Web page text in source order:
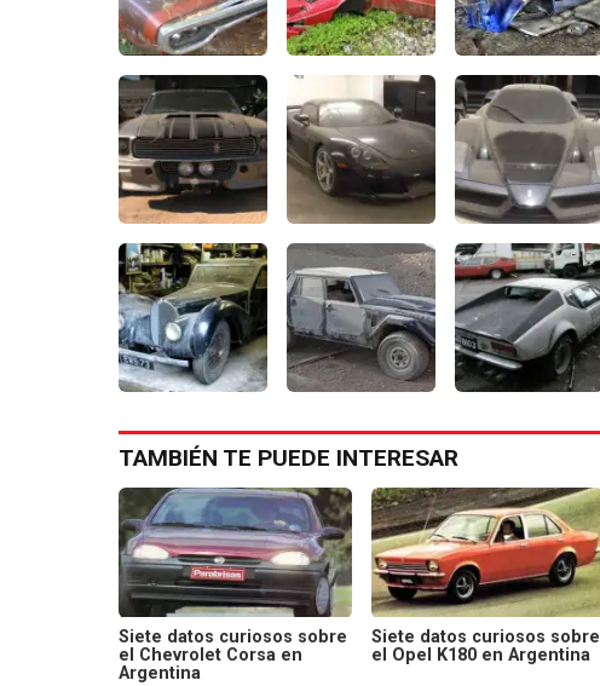
TAMBIÉN TE PUEDE INTERESAR
Siete datos curiosos sobre
el Chevrolet Corsa en
Argentina
Siete datos curiosos sobre
el Opel K180 en Argentina